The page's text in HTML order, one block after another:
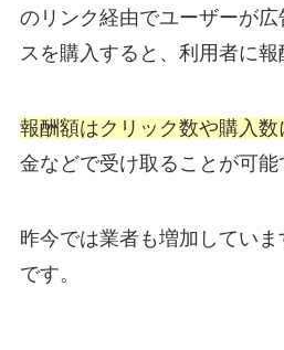
のリンク経由でユーザーが
スを購入すると、利用者に報
報酬額はクリック数や購入数
金などで受け取ることが可能
昨今では業者も増加してい
です。